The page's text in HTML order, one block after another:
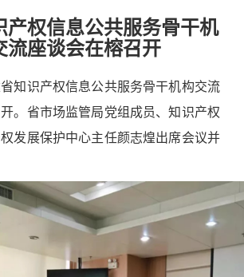
产权信息公共服务骨干机
流座谈会在榕召开
识产权信息公共服务骨干机构交流
。省市场监管局党组成员、知识产权
发展保护中心主任颜志煌出席会议并